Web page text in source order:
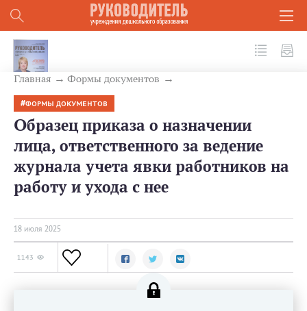
Главная Формы документов
ФОРМЫ ДОКУМЕНТОВ
Образец приказа о назначении
лица, ответственного за ведение
журнала учета явки работников на
работу и ухода с нее
18 июля 2025
1143